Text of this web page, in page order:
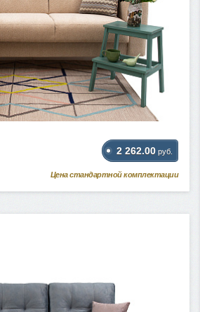
2 262.00 руб.
Цена стандартной комплектации